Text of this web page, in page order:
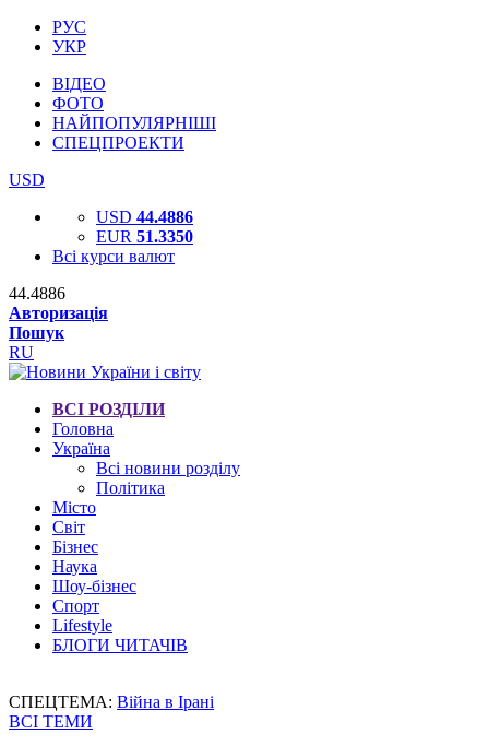
РУС
УКР
ВІДЕО
ФОТО
НАЙПОПУЛЯРНІШІ
СПЕЦПРОЕКТИ
USD
USD 44.4886
EUR 51.3350
Всі курси валют
44.4886
Авторизація
Пошук
RU
ВСІ РОЗДІЛИ
Головна
Україна
Всі новини розділу
Політика
Місто
Світ
Бізнес
Наука
Шоу-бізнес
Спорт
Lifestyle
БЛОГИ ЧИТАЧІВ
СПЕЦТЕМА: Війна в Ірані
ВСІ ТЕМИ